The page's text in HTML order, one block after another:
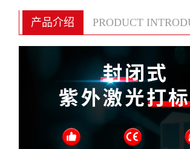
产品介绍 PRODUCT